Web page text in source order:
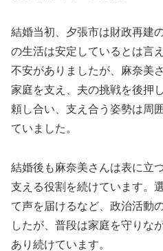
結婚当初、夕張市は財政再建
の生活は安定しているとは言
不安がありましたが、麻奈美
家庭を支え、夫の挑戦を後押
頼し合い、支え合う姿勢は周
ていました。
結婚後も麻奈美さんは表に立
支える役割を続けています。
て声を届けるなど、政治活動
したが、普段は家庭を守りな
あり続けています。